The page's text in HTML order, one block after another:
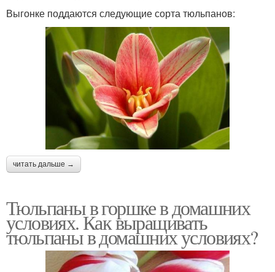
Выгонке поддаются следующие сорта тюльпанов:
читать дальше →
Тюльпаны в горшке в домашних
условиях. Как выращивать
тюльпаны в домашних условиях?